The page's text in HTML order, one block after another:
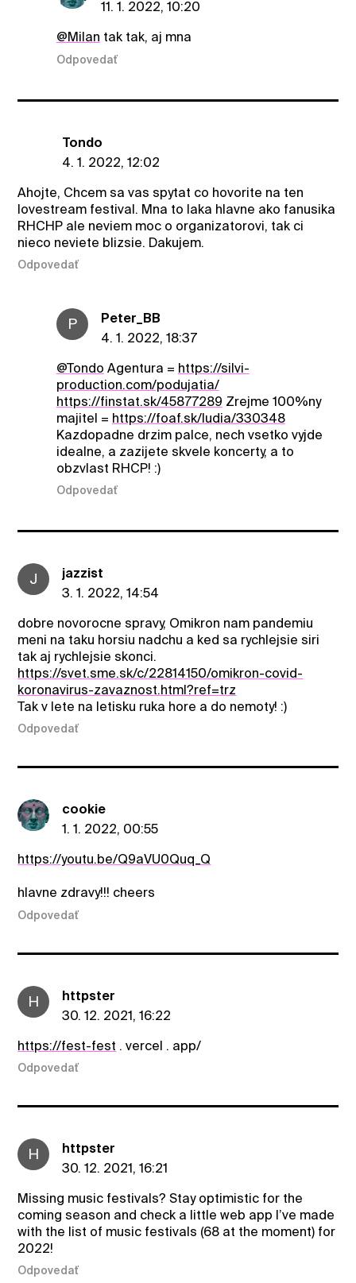
11. 1. 2022, 10:20
@Milan tak tak, aj mna
Odpovedať
Tondo
4. 1. 2022, 12:02
Ahojte, Chcem sa vas spytat co hovorite na ten
lovestream festival. Mna to laka hlavne ako fanusika
RHCHP ale neviem moc o organizatorovi, tak ci
nieco neviete blizsie. Dakujem.
Odpovedať
P
Peter_BB
4. 1. 2022, 18:37
@Tondo Agentura = https://silvi-
production.com/podujatia/
https://finstat.sk/45877289 Zrejme 100%ny
majitel = https://foaf.sk/ludia/330348
Kazdopadne drzim palce, nech vsetko vyjde
idealne, a zazijete skvele koncerty, a to
obzvlast RHCP! :)
Odpovedať
J
jazzist
3. 1. 2022, 14:54
dobre novorocne spravy, Omikron nam pandemiu
meni na taku horsiu nadchu a ked sa rychlejsie siri
tak aj rychlejsie skonci.
https://svet.sme.sk/c/22814150/omikron-covid-
koronavirus-zavaznost.html?ref=trz
Tak v lete na letisku ruka hore a do nemoty! :)
Odpovedať
cookie
1. 1. 2022, 00:55
https://youtu.be/Q9aVU0Quq_Q
hlavne zdravy!!! cheers
Odpovedať
H
httpster
30. 12. 2021, 16:22
https://fest-fest . vercel . app/
Odpovedať
H
httpster
30. 12. 2021, 16:21
Missing music festivals? Stay optimistic for the
coming season and check a little web app I’ve made
with the list of music festivals (68 at the moment) for
2022!
Odpovedať